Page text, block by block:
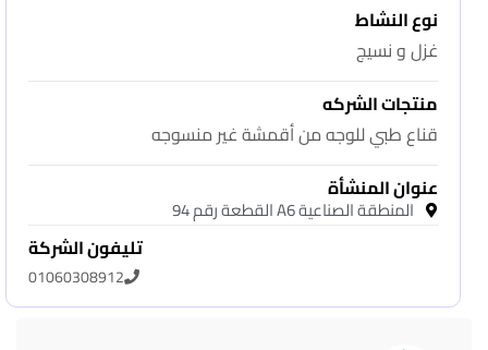
نوع النشاط
غزل و نسيج
منتجات الشركه
قناع طبي للوجه من أقمشة غير منسوجه
عنوان المنشأة
المنطقة الصناعية A6 القطعة رقم 94
تليفون الشركة
01060308912